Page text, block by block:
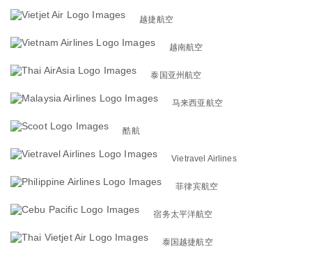
越捷航空
越南航空
泰国亚州航空
马来西亚航空
酷航
Vietravel Airlines
菲律宾航空
宿务太平洋航空
泰国越捷航空